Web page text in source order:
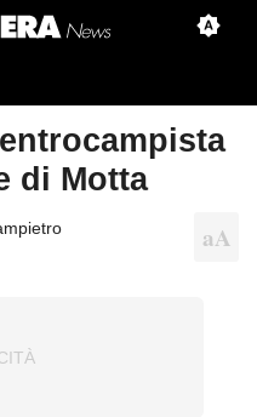
di Motta